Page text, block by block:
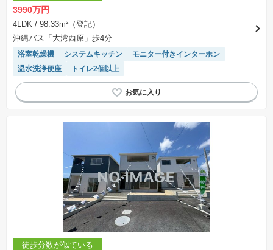
3990万円
4LDK / 98.33m²（登記）
沖縄バス「大湾西原」歩4分
浴室乾燥機 システムキッチン
モニター付きインターホン
温水洗浄便座
トイレ2個以上
徒歩分数が似ている